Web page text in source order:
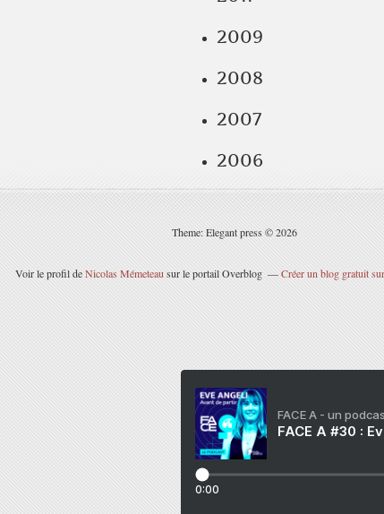
2009
2008
2007
2006
Theme: Elegant press © 2026
Voir le profil deNicolas Mémeteausur le portail Overblog Créer un blog gratuit
FACE A - un
FACE A #30 :
0:00